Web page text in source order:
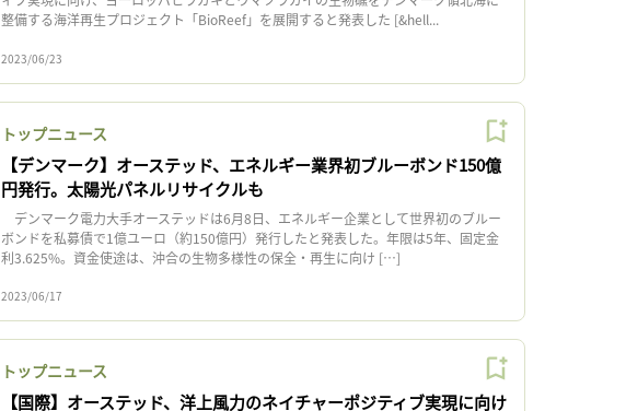
整備する海洋再生プロジェクト「BioReef」を展開すると発表した [&hell...
2023/06/23
トップニュース
【デンマーク】オーステッド、エネルギー業界初ブルーボンド150億
円発行。太陽光パネルリサイクルも
デンマーク電力大手オーステッドは6月8日、エネルギー企業として世界初のブルー
ボンドを私募債で1億ユーロ（約150億円）発行したと発表した。年限は5年、固定金
利3.625%。資金使途は、沖合の生物多様性の保全・再生に向け […]
2023/06/17
トップニュース
【国際】オーステッド、洋上風力のネイチャーポジティブ実現に向け